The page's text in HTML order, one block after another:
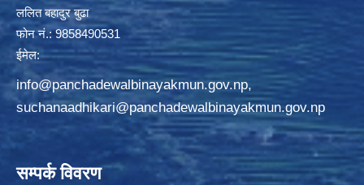
ललित बहादुर बुढा
फोन नं.: 9858490531
ईमेल:
info@panchadewalbinayakmun.gov.np,
suchanaadhikari@panchadewalbinayakmun.gov.np
सम्पर्क विवरण